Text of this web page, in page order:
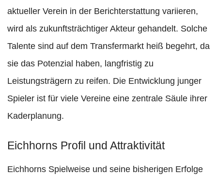
aktueller Verein in der Berichterstattung variieren,
wird als zukunftsträchtiger Akteur gehandelt. Solche
Talente sind auf dem Transfermarkt heiß begehrt, da
sie das Potenzial haben, langfristig zu
Leistungsträgern zu reifen. Die Entwicklung junger
Spieler ist für viele Vereine eine zentrale Säule ihrer
Kaderplanung.
Eichhorns Profil und Attraktivität
Eichhorns Spielweise und seine bisherigen Erfolge